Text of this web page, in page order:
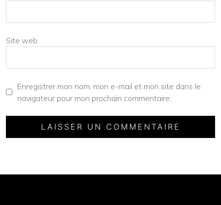
Site web
Enregistrer mon nom, mon e-mail et mon site dans le
navigateur pour mon prochain commentaire.